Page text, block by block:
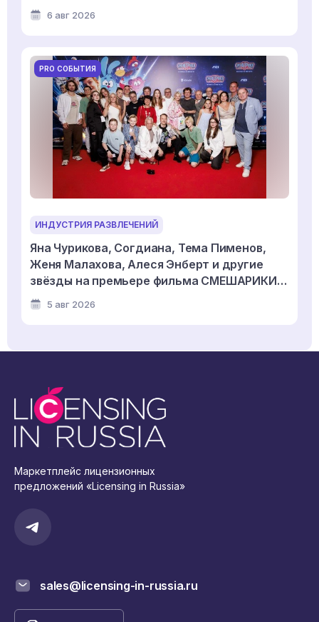
6 авг 2026
PRO СОБЫТИЯ
ИНДУСТРИЯ РАЗВЛЕЧЕНИЙ
Яна Чурикова, Согдиана, Тема Пименов,
Женя Малахова, Алеся Энберт и другие
звёзды на премьере фильма СМЕШАРИКИ
СКВОЗЬ ВСЕЛЕННЫЕ
5 авг 2026
Маркетплейс лицензионных
предложений «Licensing in Russia»
sales@licensing-in-russia.ru